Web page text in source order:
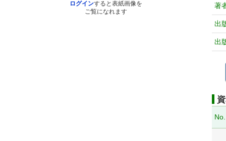
ログインすると表紙画像を
ご覧になれます
著
出
出
No.